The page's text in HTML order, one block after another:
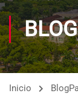
BLOG
Inicio Blog